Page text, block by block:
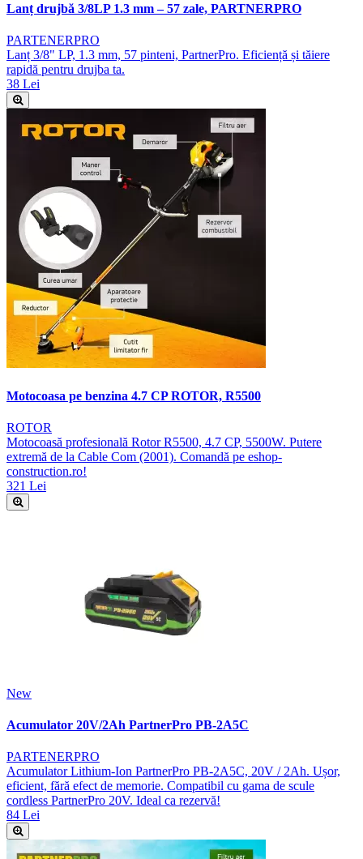
Lanț drujbă 3/8LP 1.3 mm – 57 zale, PARTNERPRO
PARTENERPRO
Lanț 3/8" LP, 1.3 mm, 57 pinteni, PartnerPro. Eficiență și tăiere
rapidă pentru drujba ta.
38 Lei
Motocoasa pe benzina 4.7 CP ROTOR, R5500
ROTOR
Motocoasă profesională Rotor R5500, 4.7 CP, 5500W. Putere
extremă de la Cable Com (2001). Comandă pe eshop-
construction.ro!
321 Lei
New
Acumulator 20V/2Ah PartnerPro PB-2A5C
PARTENERPRO
Acumulator Lithium-Ion PartnerPro PB-2A5C, 20V / 2Ah. Ușor,
eficient, fără efect de memorie. Compatibil cu gama de scule
cordless PartnerPro 20V. Ideal ca rezervă!
84 Lei